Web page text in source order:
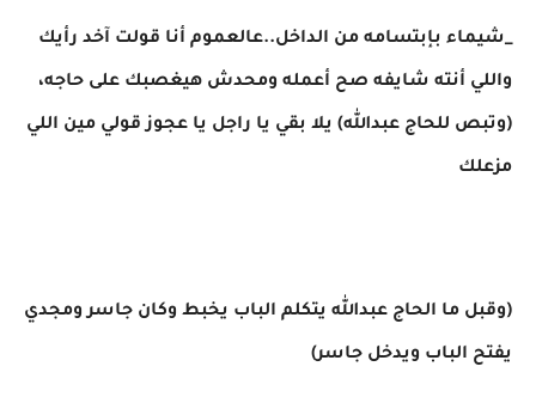
_شيماء بإبتسامه من الداخل..عالعموم أنا قولت آخد رأيك
واللي أنته شايفه صح أعمله ومحدش هيغصبك على حاجه،
(وتبص للحاج عبدالله) يلا بقي يا راجل يا عجوز قولي مين اللي
مزعلك
(وقبل ما الحاج عبدالله يتكلم الباب يخبط وكان جاسر ومجدي
يفتح الباب ويدخل جاسر)